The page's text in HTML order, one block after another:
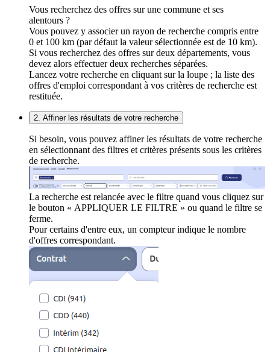
Vous recherchez des offres sur une commune et ses
alentours ?
Vous pouvez y associer un rayon de recherche compris entre
0 et 100 km (par défaut la valeur sélectionnée est de 10 km).
Si vous recherchez des offres sur deux départements, vous
devez alors effectuer deux recherches séparées.
Lancez votre recherche en cliquant sur la loupe ; la liste des
offres d'emploi correspondant à vos critères de recherche est
restituée.
2. Affiner les résultats de votre recherche
Si besoin, vous pouvez affiner les résultats de votre recherche
en sélectionnant des filtres et critères présents sous les critères
de recherche.
La recherche est relancée avec le filtre quand vous cliquez sur
le bouton « APPLIQUER LE FILTRE » ou quand le filtre se
ferme.
Pour certains d'entre eux, un compteur indique le nombre
d'offres correspondant.